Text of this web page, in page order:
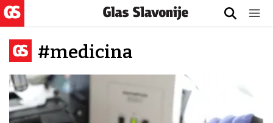
#medicina